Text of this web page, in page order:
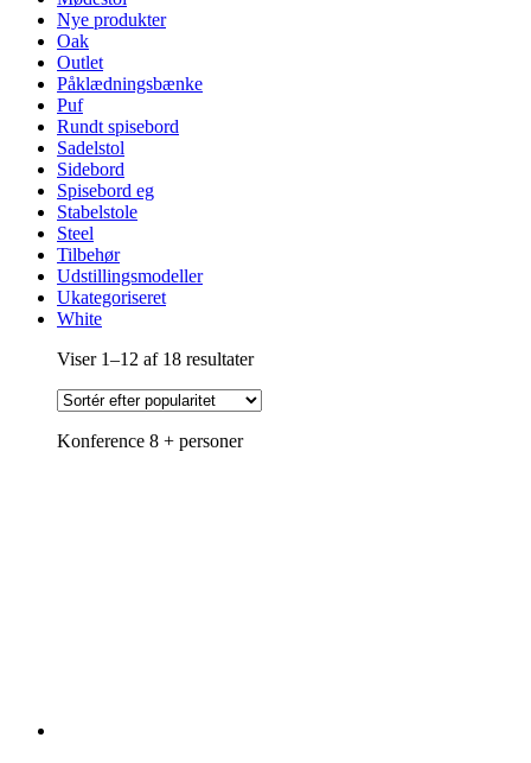
Nye produkter
Oak
Outlet
Påklædningsbænke
Puf
Rundt spisebord
Sadelstol
Sidebord
Spisebord eg
Stabelstole
Steel
Tilbehør
Udstillingsmodeller
Ukategoriseret
White
Viser 1–12 af 18 resultaterSorteret
popularitet
Konference 8 + personer